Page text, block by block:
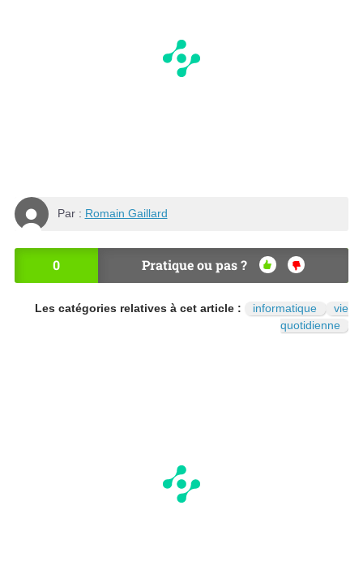
Par : Romain Gaillard
0 Pratique ou pas ?
OU
NO
N
Les catégories relatives à cet article : informatique
vie
quotidienne